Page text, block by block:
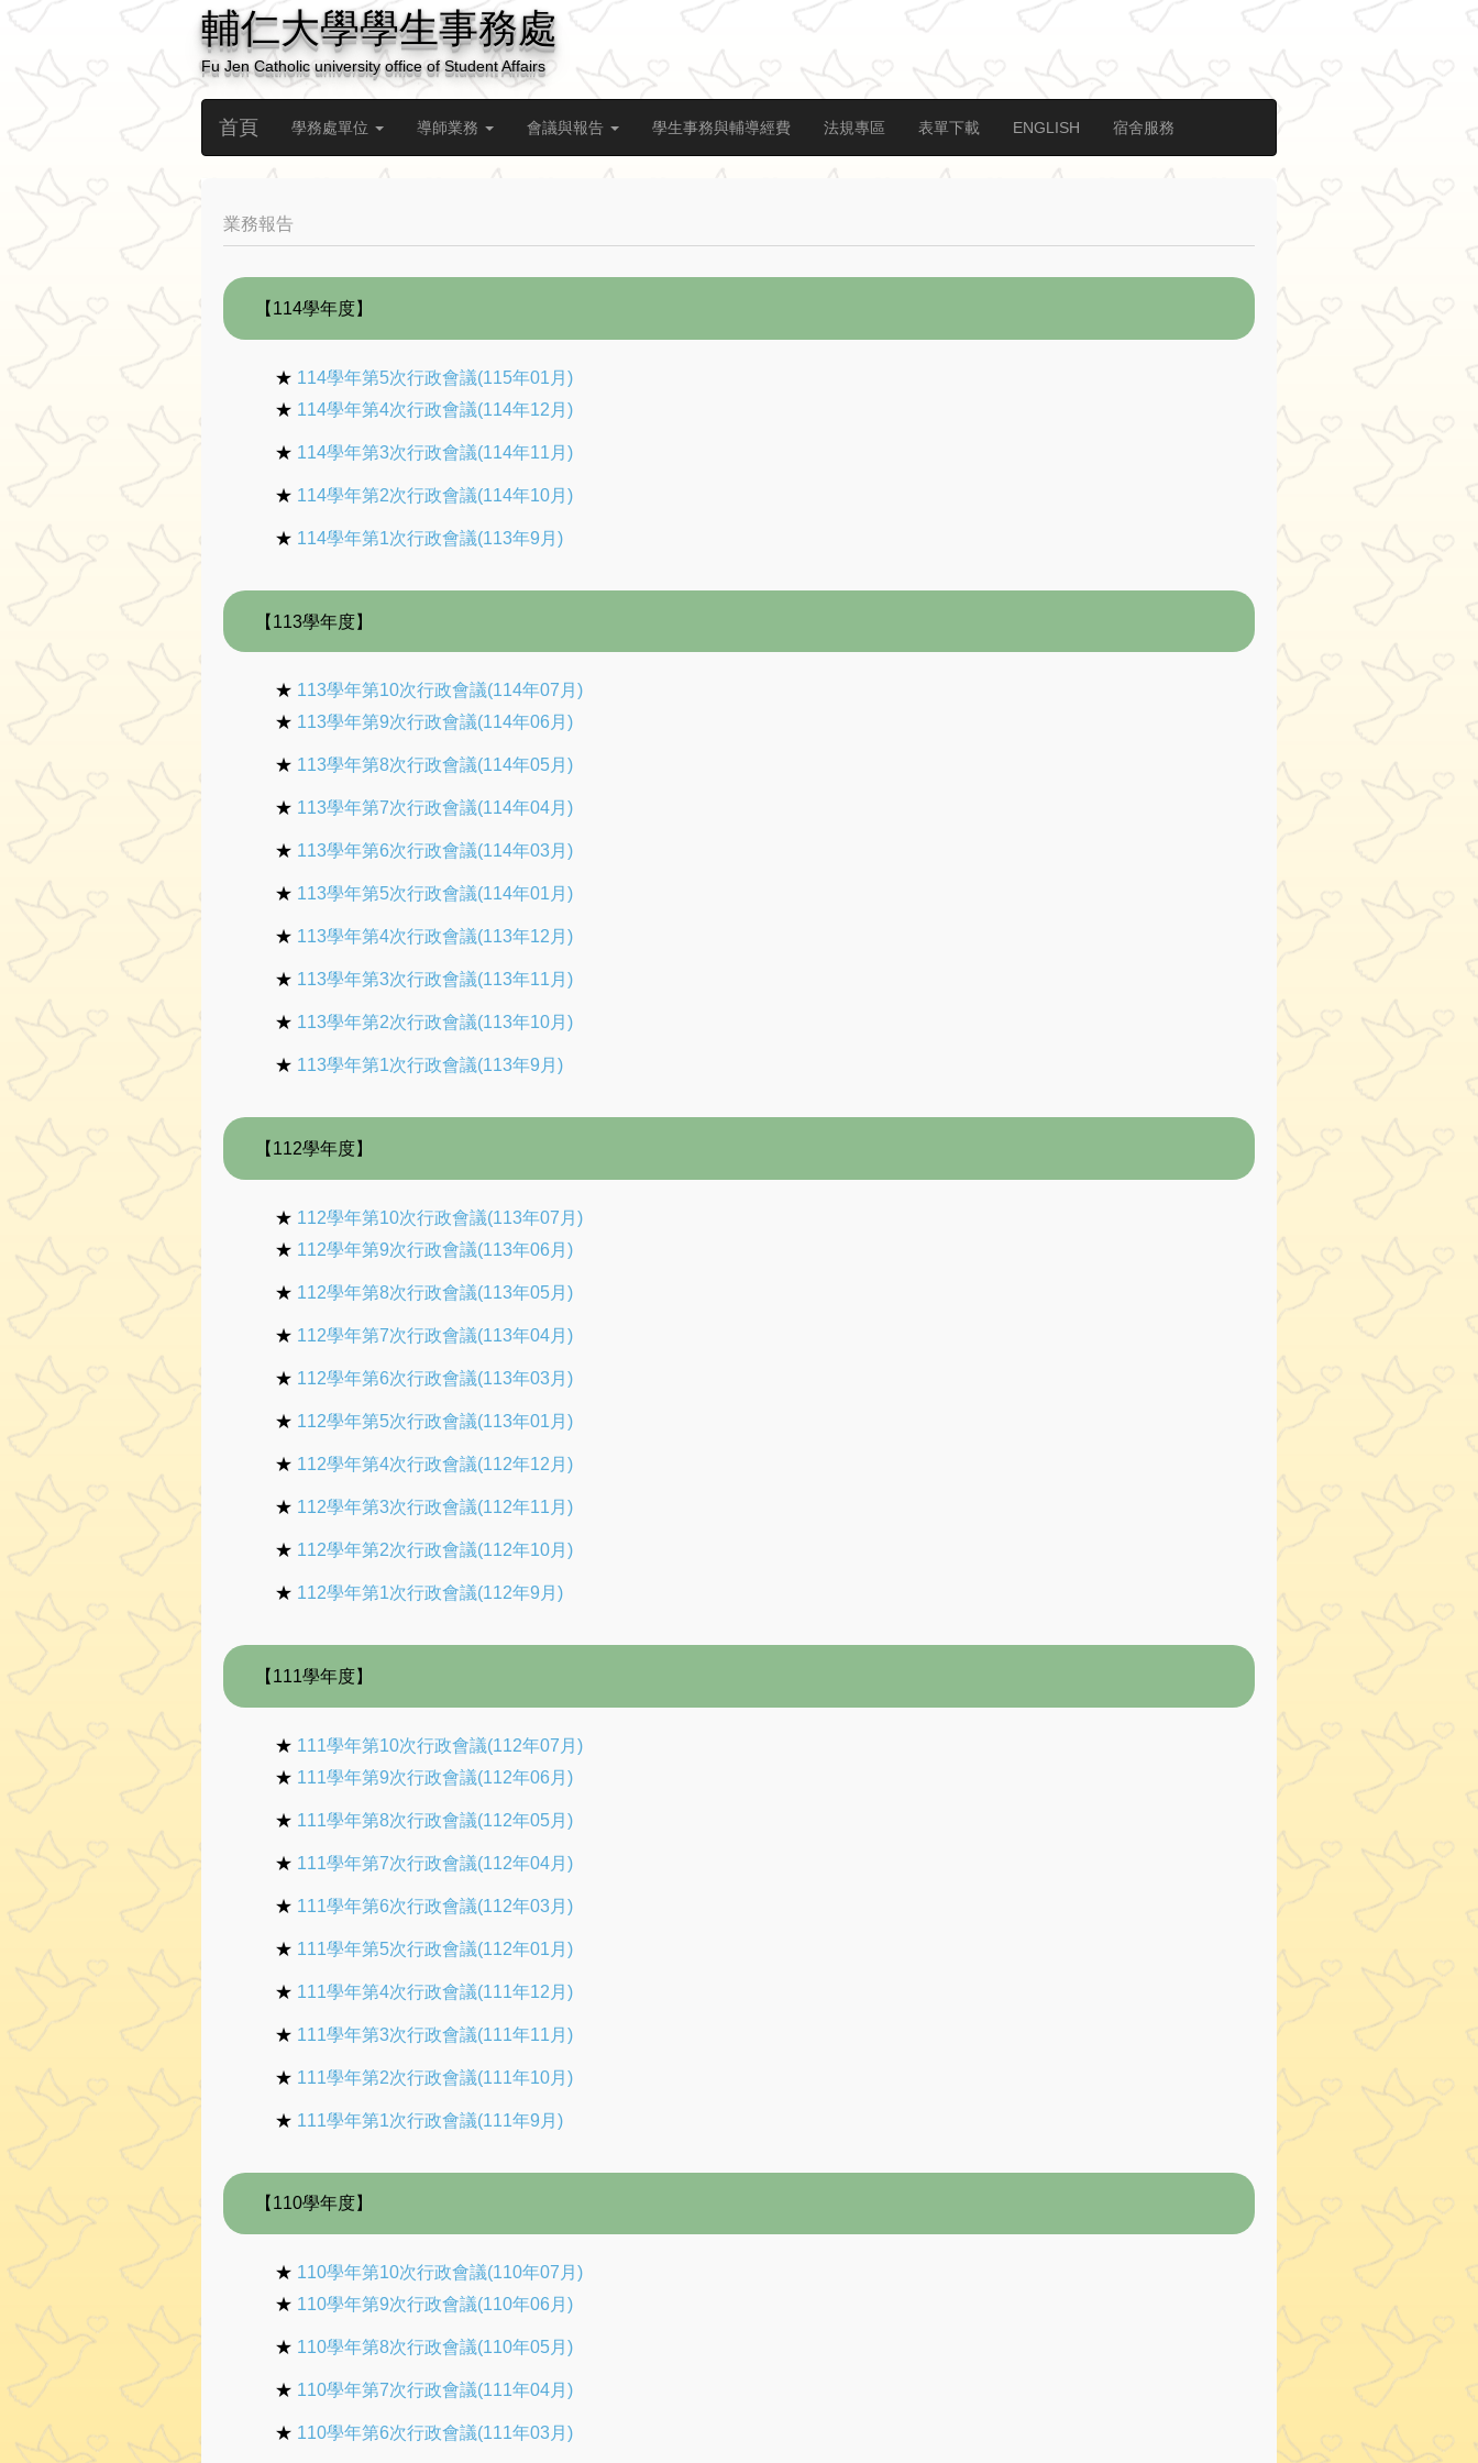
輔仁大學學生事務處
Fu Jen Catholic university office of Student Affairs
首頁 學務處單位 導師業務 會議與報告 學生事務與輔導經費 法規專區 表單下載 ENGLISH 宿舍服務
業務報告
【114學年度】
★ 114學年第5次行政會議(115年01月)
★ 114學年第4次行政會議(114年12月)
★ 114學年第3次行政會議(114年11月)
★ 114學年第2次行政會議(114年10月)
★ 114學年第1次行政會議(113年9月)
【113學年度】
★ 113學年第10次行政會議(114年07月)
★ 113學年第9次行政會議(114年06月)
★ 113學年第8次行政會議(114年05月)
★ 113學年第7次行政會議(114年04月)
★ 113學年第6次行政會議(114年03月)
★ 113學年第5次行政會議(114年01月)
★ 113學年第4次行政會議(113年12月)
★ 113學年第3次行政會議(113年11月)
★ 113學年第2次行政會議(113年10月)
★ 113學年第1次行政會議(113年9月)
【112學年度】
★ 112學年第10次行政會議(113年07月)
★ 112學年第9次行政會議(113年06月)
★ 112學年第8次行政會議(113年05月)
★ 112學年第7次行政會議(113年04月)
★ 112學年第6次行政會議(113年03月)
★ 112學年第5次行政會議(113年01月)
★ 112學年第4次行政會議(112年12月)
★ 112學年第3次行政會議(112年11月)
★ 112學年第2次行政會議(112年10月)
★ 112學年第1次行政會議(112年9月)
【111學年度】
★ 111學年第10次行政會議(112年07月)
★ 111學年第9次行政會議(112年06月)
★ 111學年第8次行政會議(112年05月)
★ 111學年第7次行政會議(112年04月)
★ 111學年第6次行政會議(112年03月)
★ 111學年第5次行政會議(112年01月)
★ 111學年第4次行政會議(111年12月)
★ 111學年第3次行政會議(111年11月)
★ 111學年第2次行政會議(111年10月)
★ 111學年第1次行政會議(111年9月)
【110學年度】
★ 110學年第10次行政會議(110年07月)
★ 110學年第9次行政會議(110年06月)
★ 110學年第8次行政會議(110年05月)
★ 110學年第7次行政會議(111年04月)
★ 110學年第6次行政會議(111年03月)